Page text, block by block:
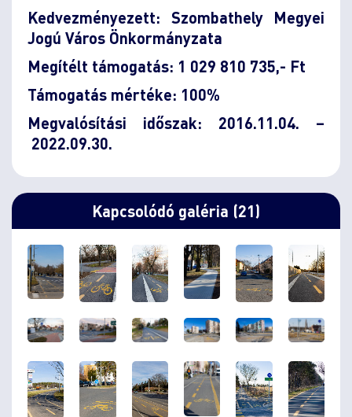
Kedvezményezett: Szombathely Megyei
Jogú Város Önkormányzata
Megítélt támogatás: 1 029 810 735,- Ft
Támogatás mértéke: 100%
Megvalósítási időszak: 2016.11.04. –
2022.09.30.
Kapcsolódó galéria (21)